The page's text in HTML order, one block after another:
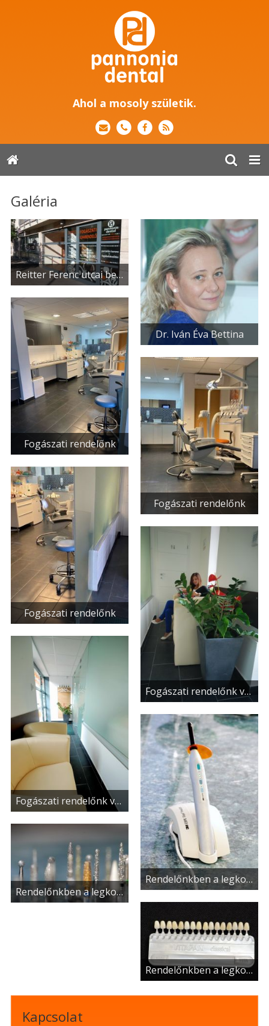
Ahol a mosoly születik.
Galéria
Reitter Ferenc utcai bejárat
Dr. Iván Éva Bettina
Fogászati rendelőnk
Fogászati rendelőnk
Fogászati rendelőnk
Fogászati rendelőnk várója
Fogászati rendelőnk várója
Rendelőnkben a legkorszerűbb eszközökkel végezzük a beavatkozásokat.
Rendelőnkben a legkorszerűbb eszközökkel végezzük a beavatkozásokat.
Rendelőnkben a legkorszerűbb eszközökkel végezzük a beavatkozásokat.
Kapcsolat